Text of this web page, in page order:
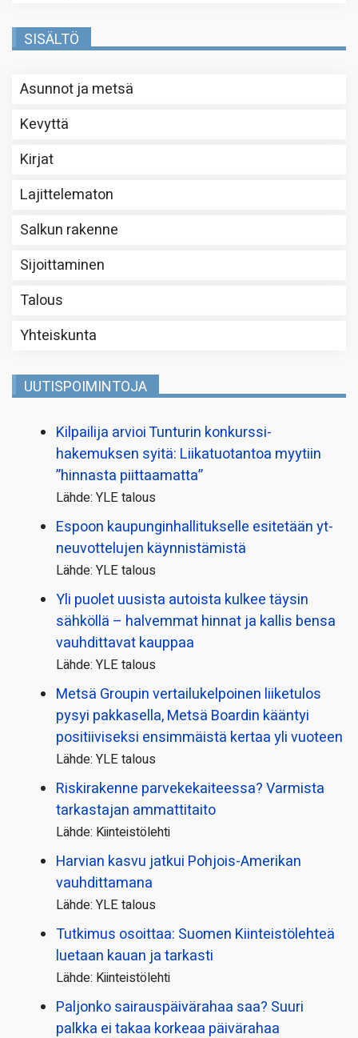
SISÄLTÖ
Asunnot ja metsä
Kevyttä
Kirjat
Lajittelematon
Salkun rakenne
Sijoittaminen
Talous
Yhteiskunta
UUTISPOIMINTOJA
Kilpailija arvioi Tunturin konkurssi­
hakemuksen syitä: Liikatuotantoa myytiin
”hinnasta piittaamatta”
Lähde: YLE talous
Espoon kaupungin­hallitukselle esitetään yt-
neuvottelujen käynnistämistä
Lähde: YLE talous
Yli puolet uusista autoista kulkee täysin
sähköllä – halvemmat hinnat ja kallis bensa
vauhdittavat kauppaa
Lähde: YLE talous
Metsä Groupin vertailu­kelpoinen liiketulos
pysyi pakkasella, Metsä Boardin kääntyi
positiiviseksi ensimmäistä kertaa yli vuoteen
Lähde: YLE talous
Riskirakenne parvekekaiteessa? Varmista
tarkastajan ammattitaito
Lähde: Kiinteistölehti
Harvian kasvu jatkui Pohjois-Amerikan
vauhdittamana
Lähde: YLE talous
Tutkimus osoittaa: Suomen Kiinteistölehteä
luetaan kauan ja tarkasti
Lähde: Kiinteistölehti
Paljonko sairauspäivä­rahaa saa? Suuri
palkka ei takaa korkeaa päivärahaa